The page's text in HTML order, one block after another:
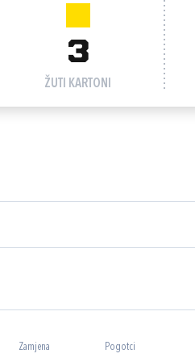
3
ŽUTI KARTONI
Zamjena Pogotci